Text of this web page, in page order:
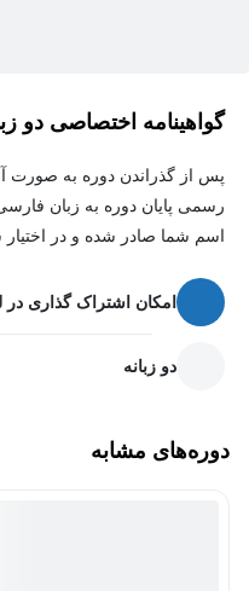
چگونگی ارسال و دریافت
بکشید.
پروتکل‌های رایج شبکه را
اقدامات امنیتی و
توضیح دهید که چگونه
شبکه‌های محلی را با
گواهینامه اختصاصی دو
پس از گذراندن دوره به صورت
رسمی پایان دوره به زبان
اسم شما صادر شده و در
امکان اشتراک گذاری در
دو زبانه
دوره‌های مشابه